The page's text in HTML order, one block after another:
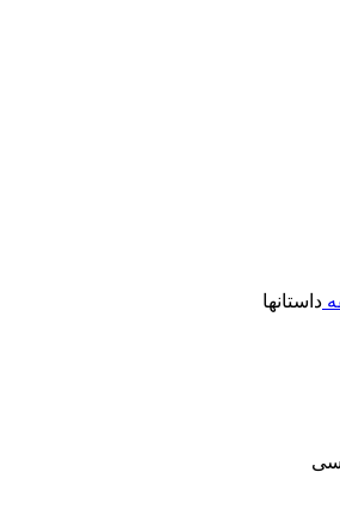
داستانها